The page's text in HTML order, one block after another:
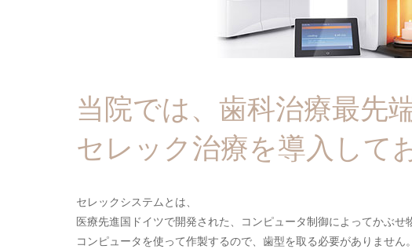
当院では、歯科治療最先
セレック治療を導入して
セレックシステムとは、
医療先進国ドイツで開発された、コンピュータ制御によってかぶせ
コンピュータを使って作製するので、歯型を取る必要がありません。